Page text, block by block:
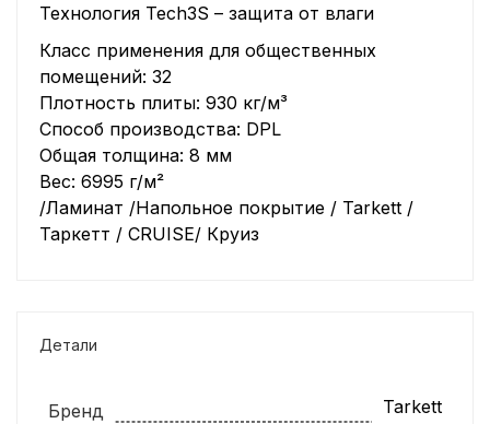
Технология Tech3S – защита от влаги
Класс применения для общественных
помещений: 32
Плотность плиты: 930 кг/м³
Способ производства: DPL
Общая толщина: 8 мм
Вес: 6995 г/м²
/Ламинат /Напольное покрытие / Tarkett /
Таркетт / CRUISE/ Круиз
Детали
Бренд Tarkett